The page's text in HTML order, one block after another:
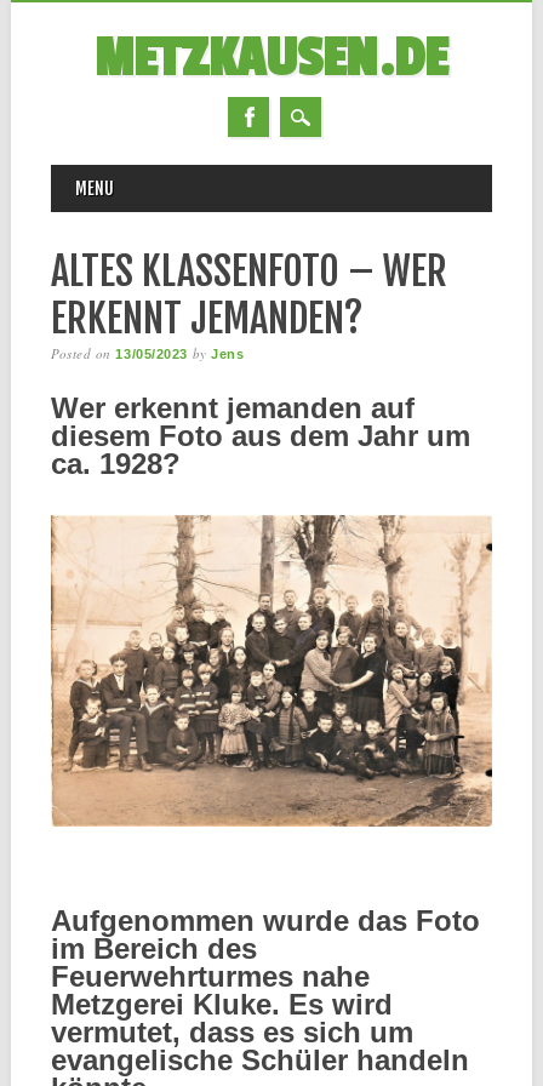
METZKAUSEN.DE
MAIN MENU
MENU
ALTES KLASSENFOTO – WER
ERKENNT JEMANDEN?
Posted on13/05/2023 byJens
Wer erkennt jemanden auf
diesem Foto aus dem Jahr um
ca. 1928?
Aufgenommen wurde das Foto
im Bereich des
Feuerwehrturmes nahe
Metzgerei Kluke. Es wird
vermutet, dass es sich um
evangelische Schüler handeln